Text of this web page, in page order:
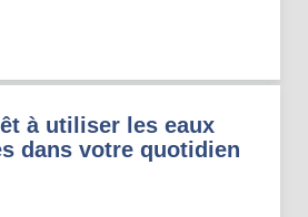
à utiliser les eaux
dans votre quotidien